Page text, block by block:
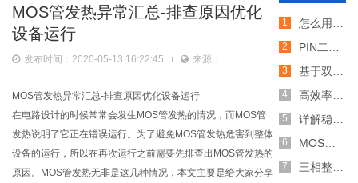
MOS管发热异常汇总-排查原因优化
设备运行
发布时间：2020-05-13 16:22:45 来源：
MOS管发热异常汇总-排查原因优化设备运行
在电路设计的时候常常会发生MOS管发热的情况，而MOS管
发热说明了它正在错误运行。为了避免MOS管发热危害到整体
设备的运行，所以在再次运行之前需要先排查出MOS管发热的
原因。MOS管发热无非是这几种情况，本文主要是给大家分享
怎么用TVS二极管提高电路的抗突波能力
PIN二极管的电导调制机制和应用介绍
基于双MOS管的防反灌电路工作原理介绍
高效率整流二极管的特性和应用介绍
详解稳压二极管的关键特性和应用原理
MOS管选型关键因素分析,怎么选择合适的参数
三相整流电路分析,半波整流与全波整流的工作原理